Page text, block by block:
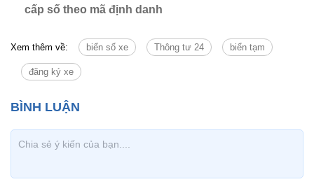
cấp số theo mã định danh
Xem thêm về: biển số xe Thông tư 24 biển tạm
đăng ký xe